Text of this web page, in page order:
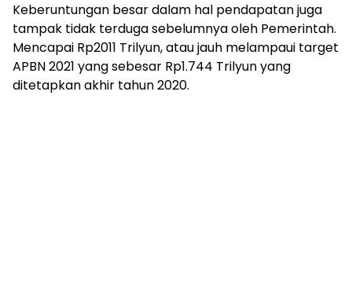
Keberuntungan besar dalam hal pendapatan juga
tampak tidak terduga sebelumnya oleh Pemerintah.
Mencapai Rp2011 Trilyun, atau jauh melampaui target
APBN 2021 yang sebesar Rp1.744 Trilyun yang
ditetapkan akhir tahun 2020.